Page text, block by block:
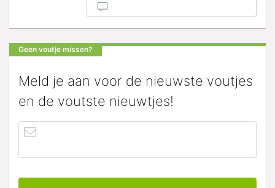
Geen voutje missen?
Meld je aan voor de nieuwste voutjes
en de voutste nieuwtjes!